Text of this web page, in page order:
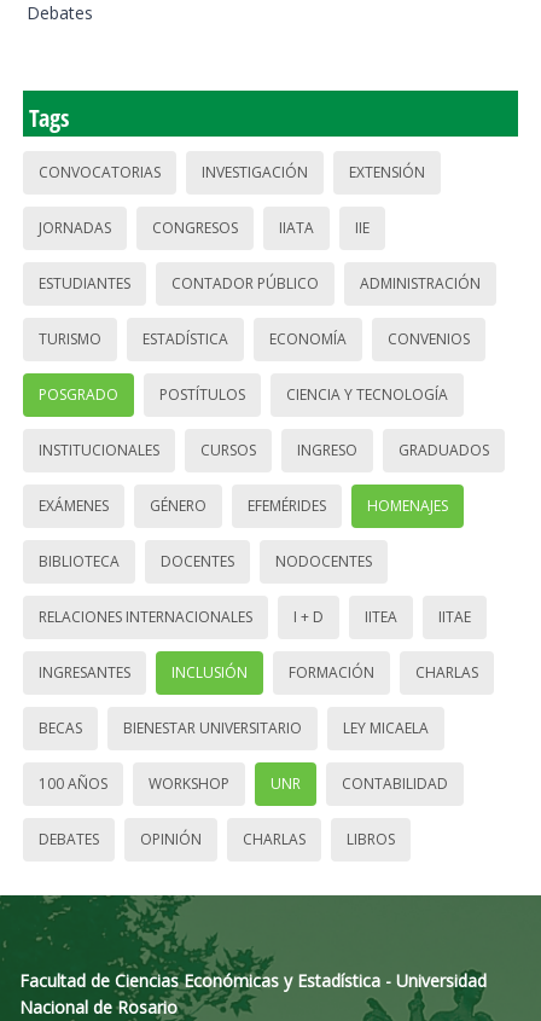
Debates
Tags
CONVOCATORIAS INVESTIGACIÓN EXTENSIÓN
JORNADAS CONGRESOS IIATA IIE
ESTUDIANTES CONTADOR PÚBLICO ADMINISTRACIÓN
TURISMO ESTADÍSTICA ECONOMÍA CONVENIOS
POSGRADO POSTÍTULOS CIENCIA Y TECNOLOGÍA
INSTITUCIONALES CURSOS INGRESO GRADUADOS
EXÁMENES GÉNERO EFEMÉRIDES HOMENAJES
BIBLIOTECA DOCENTES NODOCENTES
RELACIONES INTERNACIONALES I + D IITEA IITAE
INGRESANTES INCLUSIÓN FORMACIÓN CHARLAS
BECAS BIENESTAR UNIVERSITARIO LEY MICAELA
100 AÑOS WORKSHOP UNR CONTABILIDAD
DEBATES OPINIÓN CHARLAS LIBROS
Facultad de Ciencias Económicas y Estadística - Universidad
Nacional de Rosario